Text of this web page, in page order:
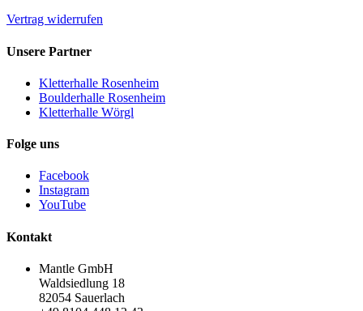
Vertrag widerrufen
Unsere Partner
Kletterhalle Rosenheim
Boulderhalle Rosenheim
Kletterhalle Wörgl
Folge uns
Facebook
Instagram
YouTube
Kontakt
Mantle GmbH
Waldsiedlung 18
82054 Sauerlach